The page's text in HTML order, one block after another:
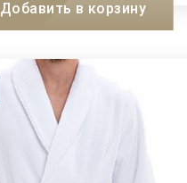
Добавить в корзину